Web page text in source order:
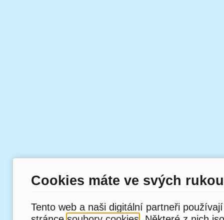
Cookies máte ve svých rukou
Tento web a naši digitální partneři